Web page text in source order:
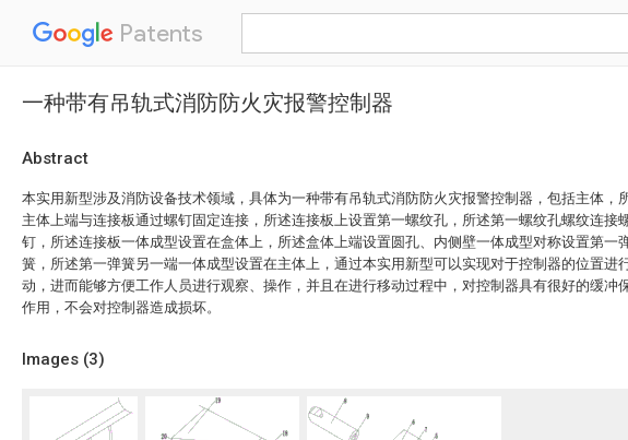
Patents
一种带有吊轨式消防防火灾报警控制器
Abstract
本实用新型涉及消防设备技术领域，具体为一种带有吊轨式消防防火灾报警控制器，包括主体，
主体上端与连接板通过螺钉固定连接，所述连接板上设置第一螺纹孔，所述第一螺纹孔螺纹连接
钉，所述连接板一体成型设置在盒体上，所述盒体上端设置圆孔、内侧壁一体成型对称设置第一
簧，所述第一弹簧另一端一体成型设置在主体上，通过本实用新型可以实现对于控制器的位置进
动，进而能够方便工作人员进行观察、操作，并且在进行移动过程中，对控制器具有很好的缓冲
作用，不会对控制器造成损坏。
Images (3)